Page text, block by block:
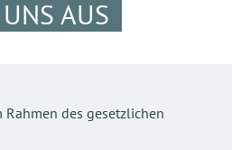
AUS
Rahmen des gesetzlichen